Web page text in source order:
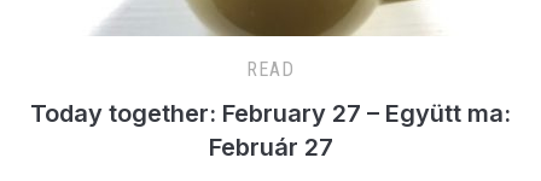
READ
Today together: February 27 – Együtt ma:
Február 27